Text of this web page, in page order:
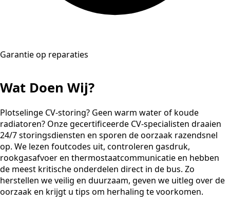
Garantie op reparaties
Wat Doen Wij?
Plotselinge CV-storing? Geen warm water of koude
radiatoren? Onze gecertificeerde CV-specialisten draaien
24/7 storingsdiensten en sporen de oorzaak razendsnel
op. We lezen foutcodes uit, controleren gasdruk,
rookgasafvoer en thermostaatcommunicatie en hebben
de meest kritische onderdelen direct in de bus. Zo
herstellen we veilig en duurzaam, geven we uitleg over de
oorzaak en krijgt u tips om herhaling te voorkomen.